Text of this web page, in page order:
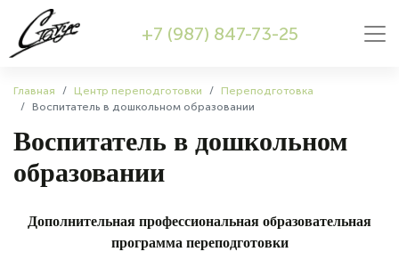
+7 (987) 847-73-25
Главная Центр переподготовки
Переподготовка
Воспитатель в дошкольном образовании
Воспитатель в дошкольном
образовании
Дополнительная профессиональная образовательная
программа переподготовки